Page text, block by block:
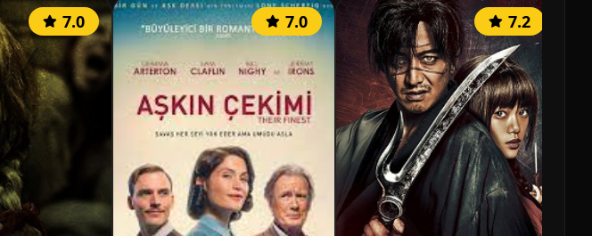
7.0 7.0 7.2